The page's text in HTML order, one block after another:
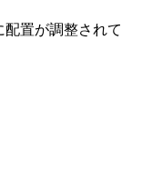
置が調整されて